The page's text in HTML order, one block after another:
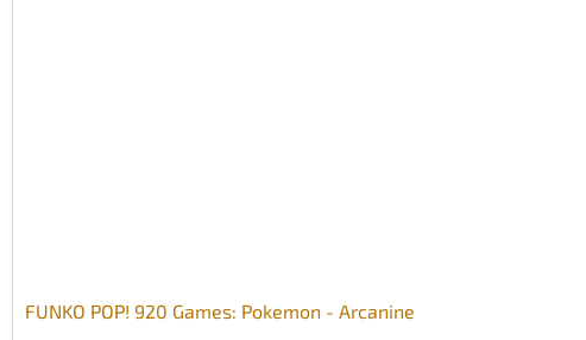
FUNKO POP! 920 Games: Pokemon - Arcanine